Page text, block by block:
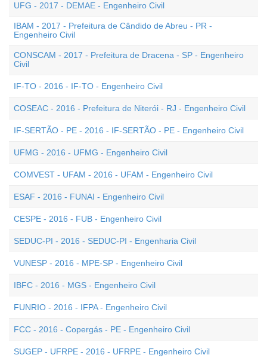
UFG - 2017 - DEMAE - Engenheiro Civil
IBAM - 2017 - Prefeitura de Cândido de Abreu - PR -
Engenheiro Civil
CONSCAM - 2017 - Prefeitura de Dracena - SP - Engenheiro
Civil
IF-TO - 2016 - IF-TO - Engenheiro Civil
COSEAC - 2016 - Prefeitura de Niterói - RJ - Engenheiro Civil
IF-SERTÃO - PE - 2016 - IF-SERTÃO - PE - Engenheiro Civil
UFMG - 2016 - UFMG - Engenheiro Civil
COMVEST - UFAM - 2016 - UFAM - Engenheiro Civil
ESAF - 2016 - FUNAI - Engenheiro Civil
CESPE - 2016 - FUB - Engenheiro Civil
SEDUC-PI - 2016 - SEDUC-PI - Engenharia Civil
VUNESP - 2016 - MPE-SP - Engenheiro Civil
IBFC - 2016 - MGS - Engenheiro Civil
FUNRIO - 2016 - IFPA - Engenheiro Civil
FCC - 2016 - Copergás - PE - Engenheiro Civil
SUGEP - UFRPE - 2016 - UFRPE - Engenheiro Civil